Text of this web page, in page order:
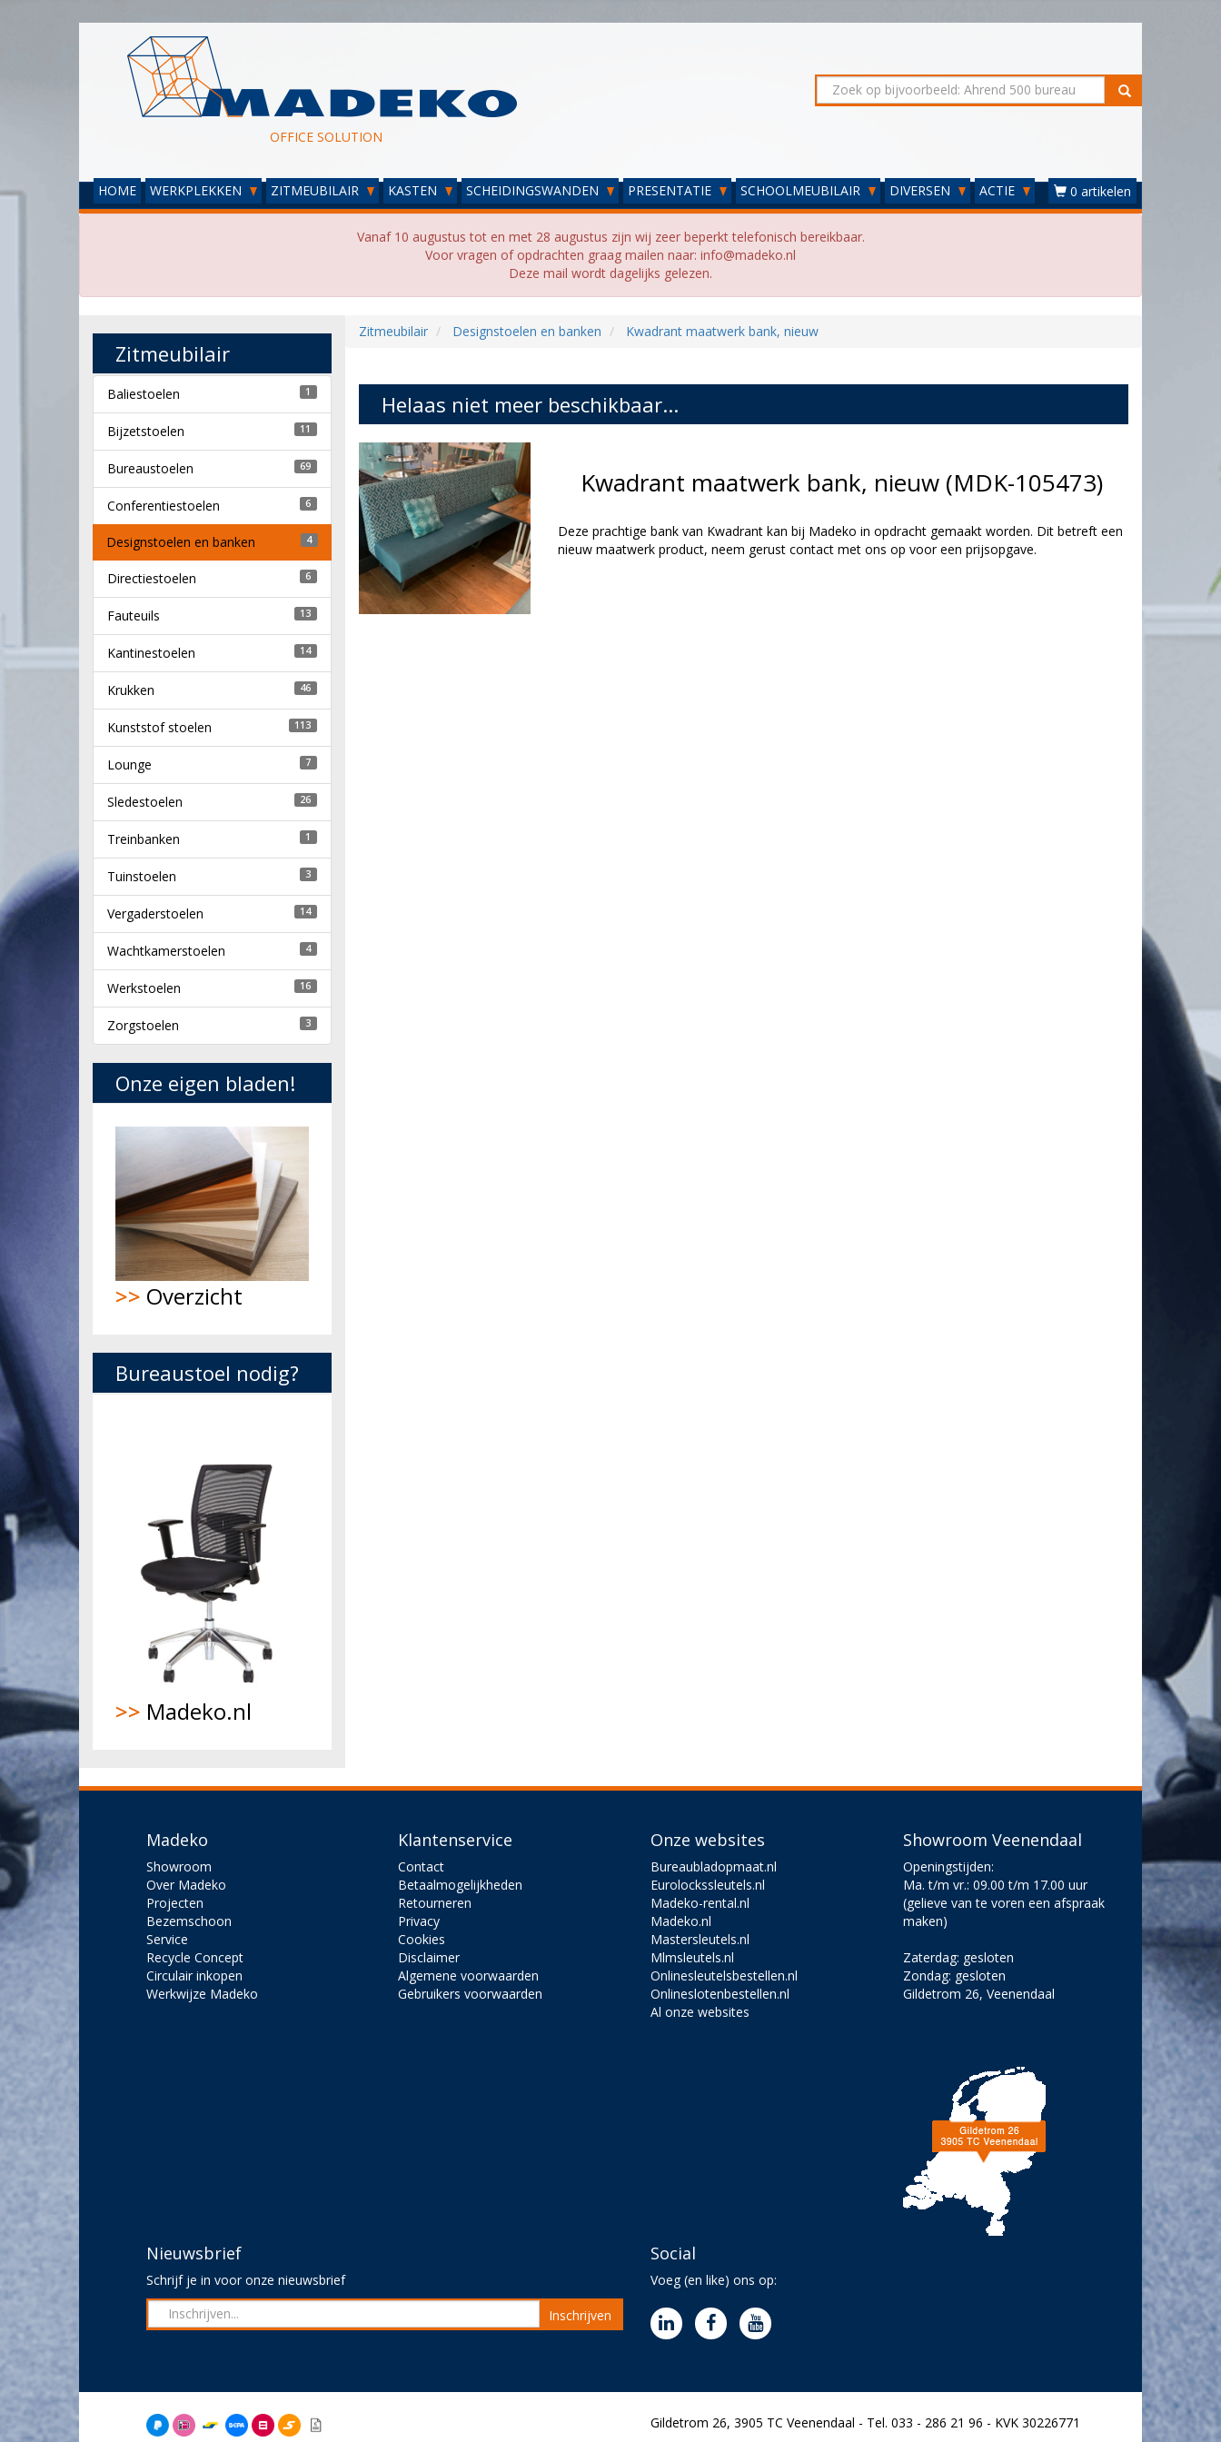
OFFICE SOLUTION
HOME WERKPLEKKEN ZITMEUBILAIR KASTEN SCHEIDINGSWANDEN PRESENTATIE SCHOOLMEUBILAIR DIVERSEN ACTIE 0 artikelen
Vanaf 10 augustus tot en met 28 augustus zijn wij zeer beperkt telefonisch bereikbaar.
Voor vragen of opdrachten graag mailen naar: info@madeko.nl
Deze mail wordt dagelijks gelezen.
Zitmeubilair Designstoelen en banken Kwadrant maatwerk bank, nieuw
Helaas niet meer beschikbaar...
Kwadrant maatwerk bank, nieuw (MDK-105473)
Deze prachtige bank van Kwadrant kan bij Madeko in opdracht gemaakt worden. Dit betreft een
nieuw maatwerk product, neem gerust contact met ons op voor een prijsopgave.
Zitmeubilair
Baliestoelen 1
Bijzetstoelen 11
Bureaustoelen 69
Conferentiestoelen 6
Designstoelen en banken 4
Directiestoelen 6
Fauteuils 13
Kantinestoelen 14
Krukken 46
Kunststof stoelen 113
Lounge 7
Sledestoelen 26
Treinbanken 1
Tuinstoelen 3
Vergaderstoelen 14
Wachtkamerstoelen 4
Werkstoelen 16
Zorgstoelen 3
Onze eigen bladen!
>> Overzicht
Bureaustoel nodig?
>> Madeko.nl
Madeko
Showroom
Over Madeko
Projecten
Bezemschoon
Service
Recycle Concept
Circulair inkopen
Werkwijze Madeko
Klantenservice
Contact
Betaalmogelijkheden
Retourneren
Privacy
Cookies
Disclaimer
Algemene voorwaarden
Gebruikers voorwaarden
Onze websites
Bureaubladopmaat.nl
Eurolockssleutels.nl
Madeko-rental.nl
Madeko.nl
Mastersleutels.nl
Mlmsleutels.nl
Onlinesleutelsbestellen.nl
Onlineslotenbestellen.nl
Al onze websites
Showroom Veenendaal
Openingstijden:
Ma. t/m vr.: 09.00 t/m 17.00 uur
(gelieve van te voren een afspraak
maken)
Zaterdag: gesloten
Zondag: gesloten
Gildetrom 26, Veenendaal
Nieuwsbrief
Schrijf je in voor onze nieuwsbrief
Inschrijven
Social
Voeg (en like) ons op:
Gildetrom 26, 3905 TC Veenendaal - Tel. 033 - 286 21 96 - KVK 30226771